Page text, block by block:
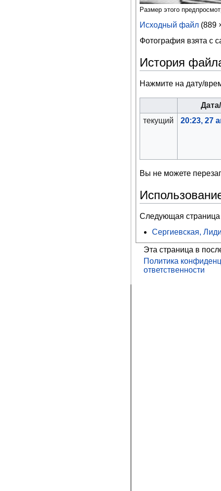
Размер этого
Исходный файл‎ (889
Фотография взята с
История
Нажмите на дату/
текущий
20:23, 27
Вы не можете
Следующая страница
Сергиевская,
Эта страница в
Политика
ответственности